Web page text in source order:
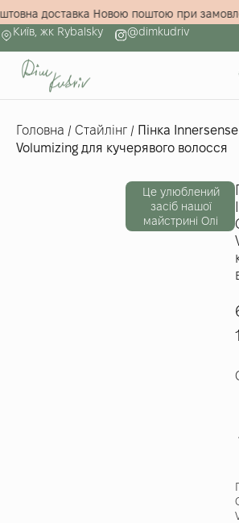
доставка Новою поштою при
Київ, жк Rybalsky
@dimkudriv
Головна / Стайлінг / Пінка
Volumizing для кучерявого волосся
Це улюблений
засіб нашої
майстрині Олі